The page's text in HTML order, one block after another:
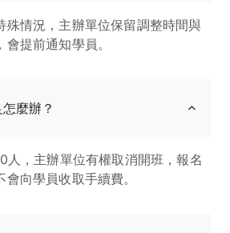
殊情況，主辦單位保留調整時間與
提前通知學員。
麼辦？
人，主辦單位有權取消開班，報名
向學員收取手續費。